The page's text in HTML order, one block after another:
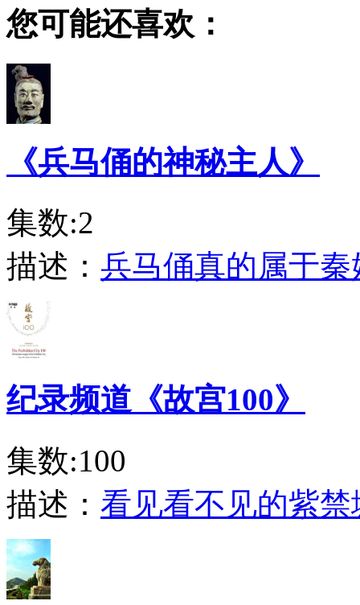
您可能还喜欢：
《兵马俑的神秘主人》
集数:2
描述： 兵马俑真的属于秦
纪录频道《故宫100》
集数:100
描述： 看见看不见的紫禁